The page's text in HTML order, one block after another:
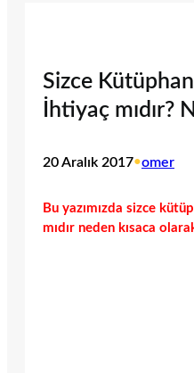
Sizce
İhtiyaç mıdır?
20 Aralık 2017•omer
Bu yazımızda sizce
mıdır neden kısaca